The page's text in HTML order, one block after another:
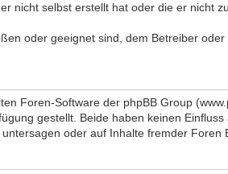
nicht selbst erstellt hat oder die er nicht
oder geeignet sind, dem Betreiber
Foren-Software der phpBB Group
gestellt. Beide haben keinen
oder auf Inhalte fremder Foren